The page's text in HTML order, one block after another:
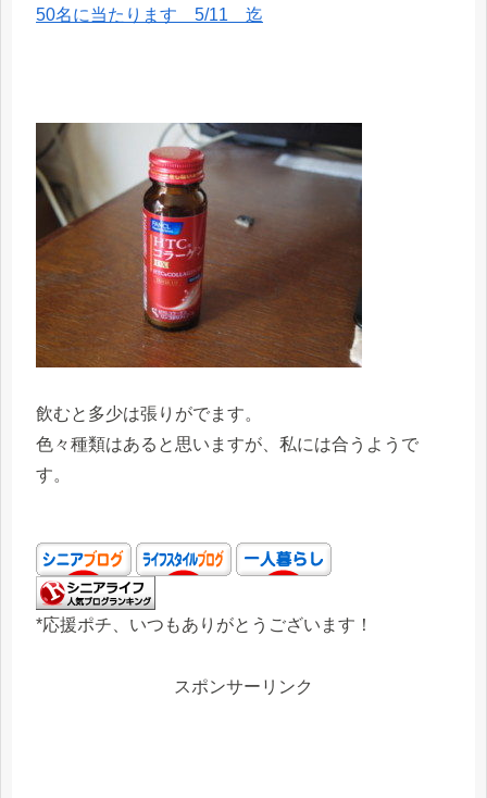
50名に当たります 5/11 迄
飲むと多少は張りがでます。
色々種類はあると思いますが、私には合うようで
す。
*応援ポチ、いつもありがとうございます！
スポンサーリンク